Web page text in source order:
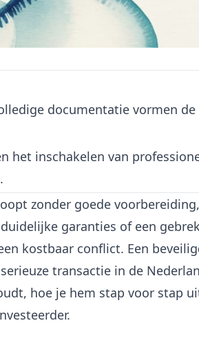
documentatie vormen
het inschakelen van
zonder goede
garanties of een
kostbaar conflict. Een
transactie in de
hoe je hem stap voor stap